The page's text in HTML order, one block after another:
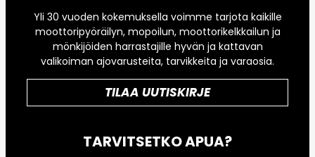
Yli 30 vuoden kokemuksella voimme tarjota kaikille
moottoripyöräilyn, mopoilun, moottorikelkkailun ja
mönkijöiden harrastajille hyvän ja kattavan
valikoiman ajovarusteita, tarvikkeita ja varaosia.
TILAA UUTISKIRJE
TARVITSETKO APUA?